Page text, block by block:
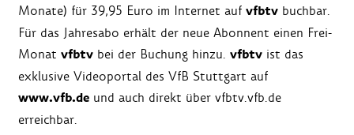
Monate) für 39,95 Euro im Internet auf vfbtv buchbar.
Für das Jahresabo erhält der neue Abonnent einen Frei-
Monat vfbtv bei der Buchung hinzu. vfbtv ist das
exklusive Videoportal des VfB Stuttgart auf
www.vfb.de und auch direkt über vfbtv.vfb.de
erreichbar.